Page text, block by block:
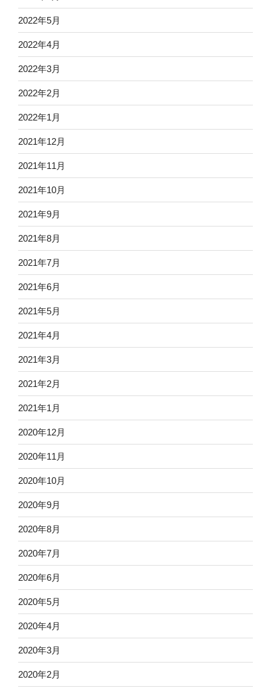
2022年5月
2022年4月
2022年3月
2022年2月
2022年1月
2021年12月
2021年11月
2021年10月
2021年9月
2021年8月
2021年7月
2021年6月
2021年5月
2021年4月
2021年3月
2021年2月
2021年1月
2020年12月
2020年11月
2020年10月
2020年9月
2020年8月
2020年7月
2020年6月
2020年5月
2020年4月
2020年3月
2020年2月